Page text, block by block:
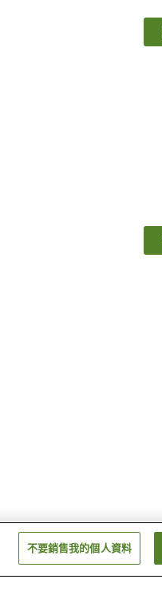
不要銷售我的個人資料